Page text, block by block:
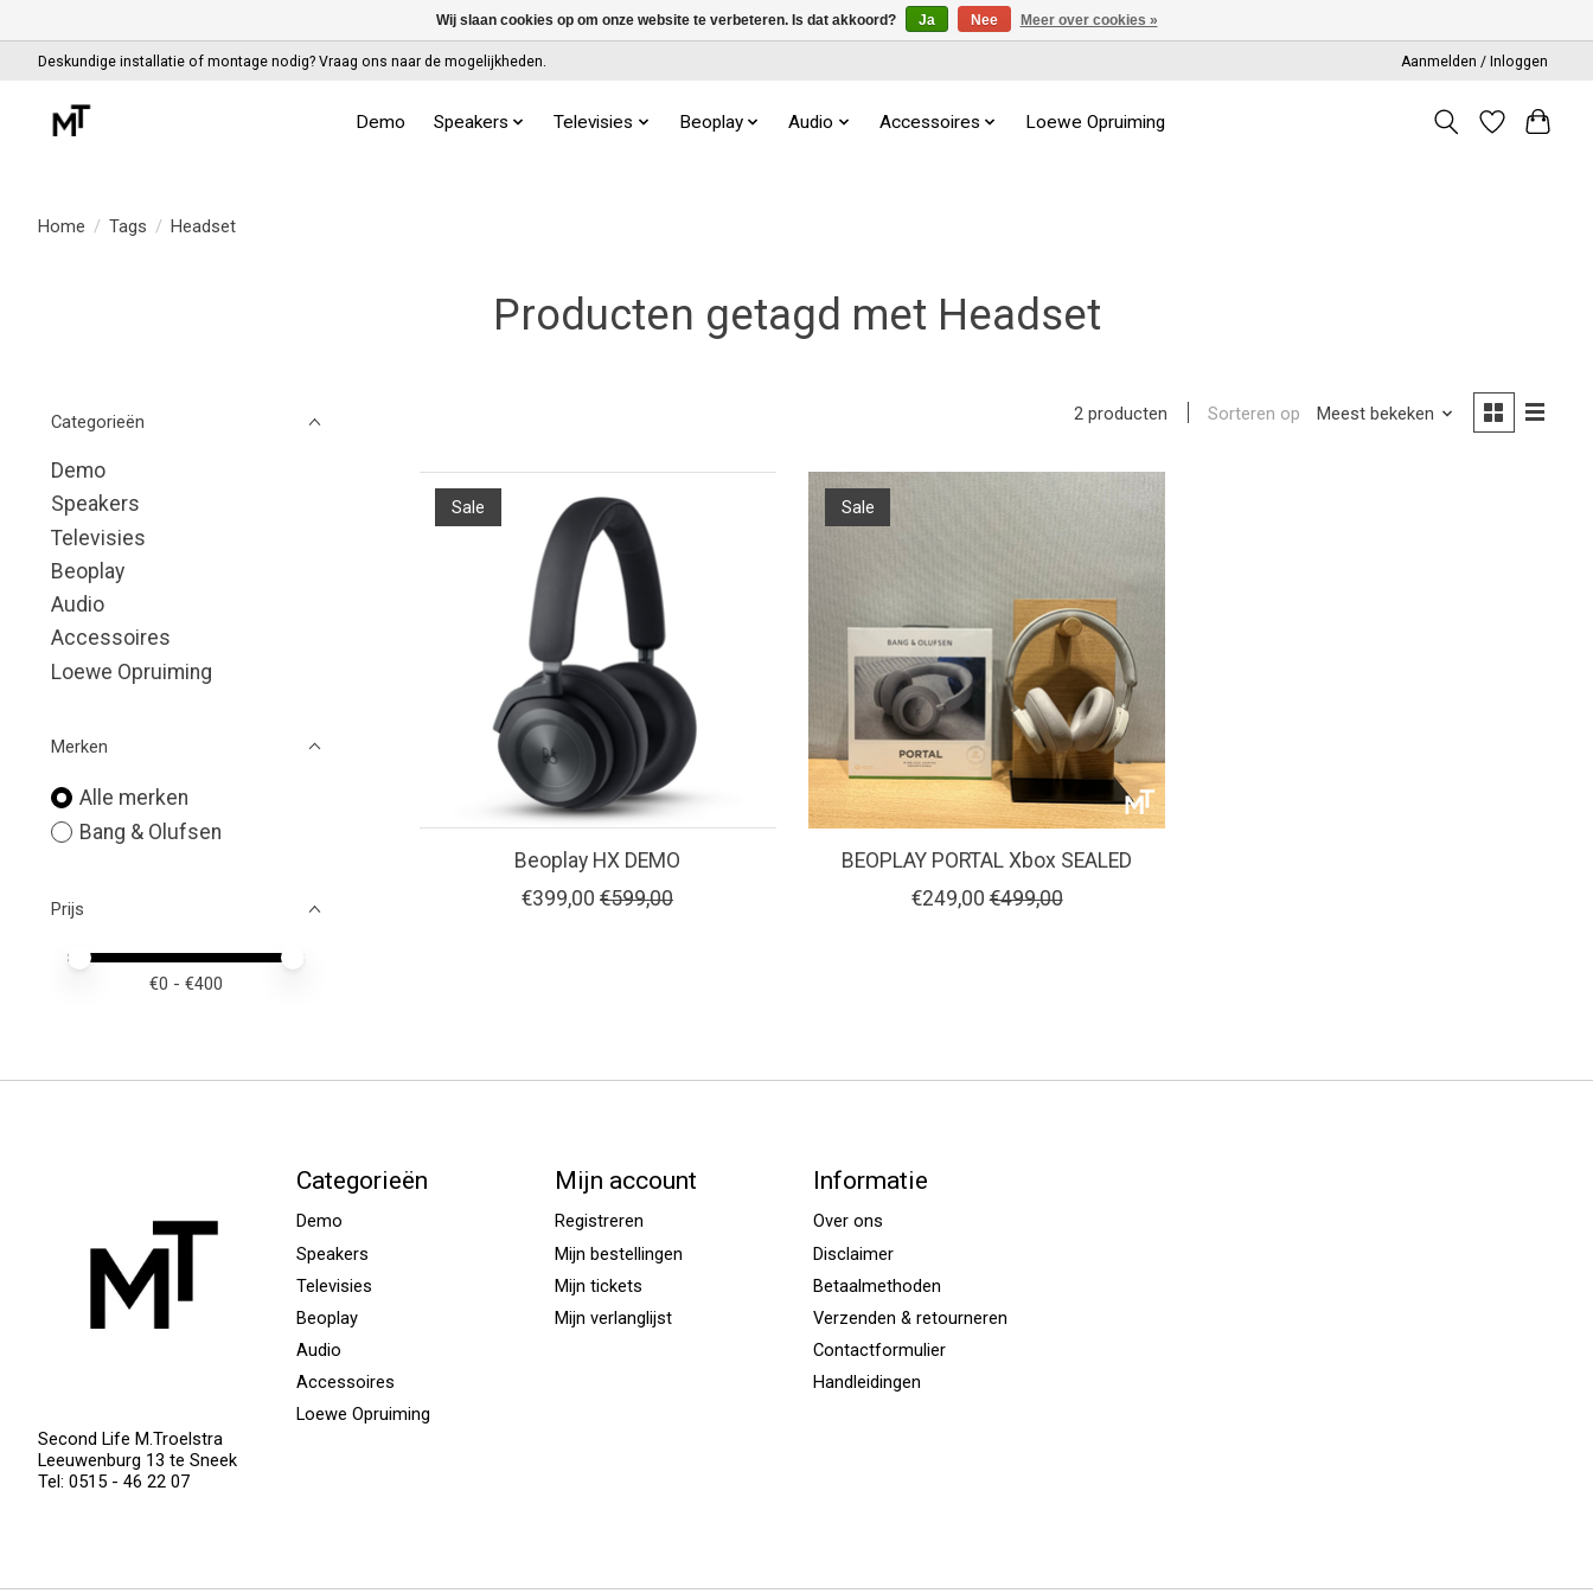
Deskundige installatie of montage nodig? Vraag ons naar de mogelijkheden. Aanmelden / Inloggen
Demo Speakers Televisies Beoplay Audio Accessoires Loewe Opruiming
Home / Tags / Headset
Producten getagd met Headset
Categorieën
Demo
Speakers
Televisies
Beoplay
Audio
Accessoires
Loewe Opruiming
Merken
Alle merken
Bang & Olufsen
Prijs
Minimale prijswaarde
Price maximum value
€0 - €400
2 producten Sorteren op Meest bekeken
Sale
Beoplay HX DEMO
€399,00 €599,00
Sale
BEOPLAY PORTAL Xbox SEALED
€249,00 €499,00
Second Life M.Troelstra
Leeuwenburg 13 te Sneek
Tel: 0515 - 46 22 07
Categorieën
Demo
Speakers
Televisies
Beoplay
Audio
Accessoires
Loewe Opruiming
Mijn account
Registreren
Mijn bestellingen
Mijn tickets
Mijn verlanglijst
Informatie
Over ons
Disclaimer
Betaalmethoden
Verzenden & retourneren
Contactformulier
Handleidingen
Wij slaan cookies op om onze website te verbeteren. Is dat akkoord? Ja Nee Meer over cookies »